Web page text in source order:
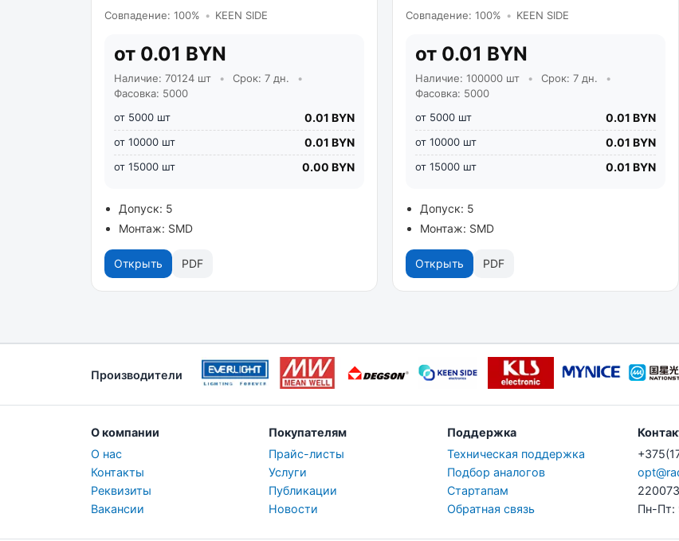
Совпадение: 100% • KEEN SIDE
от 0.01 BYN
Наличие: 70124 шт • Срок: 7 дн.
•
Фасовка: 5000
от 5000 шт
0.01 BYN
от 10000 шт 0.01 BYN
от 15000 шт 0.00 BYN
Допуск: 5
Монтаж: SMD
Открыть PDF
Совпадение: 100% • KEEN SIDE
от 0.01 BYN
Наличие: 100000 шт • Срок: 7 дн.
•
Фасовка: 5000
от 5000 шт
0.01 BYN
от 10000 шт 0.01 BYN
от 15000 шт 0.01 BYN
Допуск: 5
Монтаж: SMD
Открыть PDF
Производители
О компании
О нас
Контакты
Реквизиты
Вакансии
Покупателям
Прайс-листы
Услуги
Публикации
Новости
Поддержка
Техническая поддержка
Подбор аналогов
Стартапам
Обратная связь
Пн-Пт: